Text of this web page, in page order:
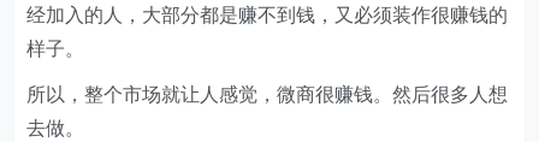
经加入的人，大部分都是赚不到钱，又必须装作很赚钱的
样子。
所以，整个市场就让人感觉，微商很赚钱。然后很多人想
去做。